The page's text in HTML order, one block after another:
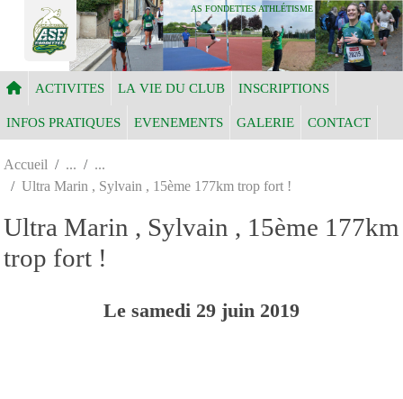
AS FONDETTES ATHLÉTISME
ACTIVITES LA VIE DU CLUB INSCRIPTIONS
INFOS PRATIQUES EVENEMENTS GALERIE CONTACT
Accueil
Ultra Marin , Sylvain , 15ème 177km trop fort !
Ultra Marin , Sylvain , 15ème 177km
trop fort !
Le samedi 29 juin 2019
Panneau de gestion des cookies